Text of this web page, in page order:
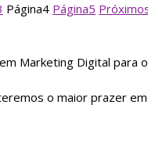
Página4 Página5
Marketing Digital para
o maior prazer em